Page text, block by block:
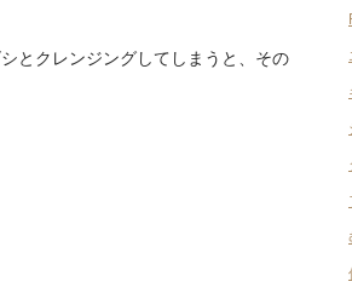
とクレンジングしてしまうと、その